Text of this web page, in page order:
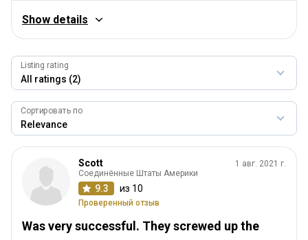
Listing rating
Сортировать по
Scott
Соединённые Штаты Америки
9.3 из 10
Проверенный отзыв
1 авг. 2021 г.
Was very successful. They screwed up the
Охотничий опыт
Профессиональный охотник / персонал
Качество трофеев
Соответствие стоимости
10.0
Show details